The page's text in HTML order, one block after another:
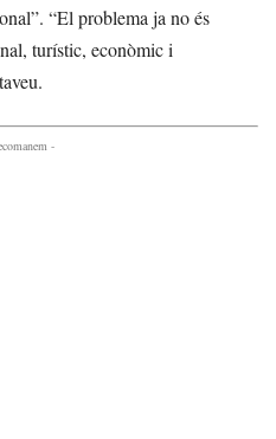
“El problema ja no és
turístic, econòmic i
-